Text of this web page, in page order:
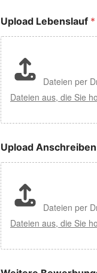
Upload Lebenslauf *
Dateien per
Dateien aus, die Sie
Upload Anschreiben
Dateien per
Dateien aus, die Sie